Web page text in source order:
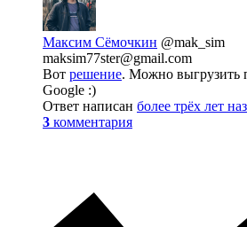
Максим Сёмочкин @mak_sim
maksim77ster@gmail.com
Вот решение. Можно выгрузить
Google :)
Ответ написан более трёх лет
3 комментария